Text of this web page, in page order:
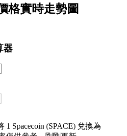
格實時走勢圖
器
1 Spacecoin (SPACE) 兌換為